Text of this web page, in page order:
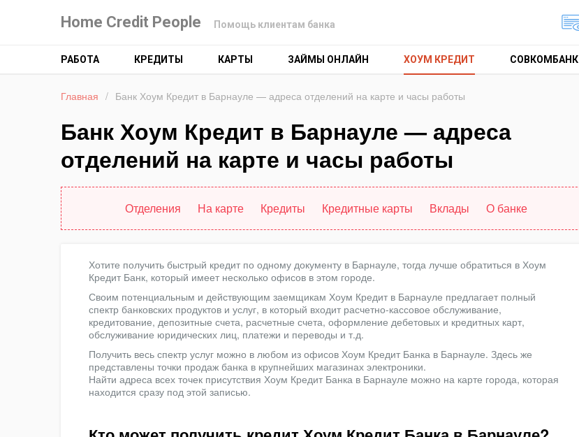
Home Credit People Помощь клиентам банка
РАБОТА КРЕДИТЫ КАРТЫ ЗАЙМЫ ОНЛАЙН ХОУМ КРЕДИТ СОВКОМБАНК
Главная / Банк Хоум Кредит в Барнауле — адреса отделений на карте и часы работы
Банк Хоум Кредит в Барнауле — адреса
отделений на карте и часы работы
Отделения На карте Кредиты Кредитные карты Вклады О банке
Хотите получить быстрый кредит по одному документу в Барнауле, тогда лучше обратиться в Хоум
Кредит Банк, который имеет несколько офисов в этом городе.
Своим потенциальным и действующим заемщикам Хоум Кредит в Барнауле предлагает полный
спектр банковских продуктов и услуг, в который входит расчетно-кассовое обслуживание,
кредитование, депозитные счета, расчетные счета, оформление дебетовых и кредитных карт,
обслуживание юридических лиц, платежи и переводы и т.д.
Получить весь спектр услуг можно в любом из офисов Хоум Кредит Банка в Барнауле. Здесь же
представлены точки продаж банка в крупнейших магазинах электроники.
Найти адреса всех точек присутствия Хоум Кредит Банка в Барнауле можно на карте города, которая
находится сразу под этой записью.